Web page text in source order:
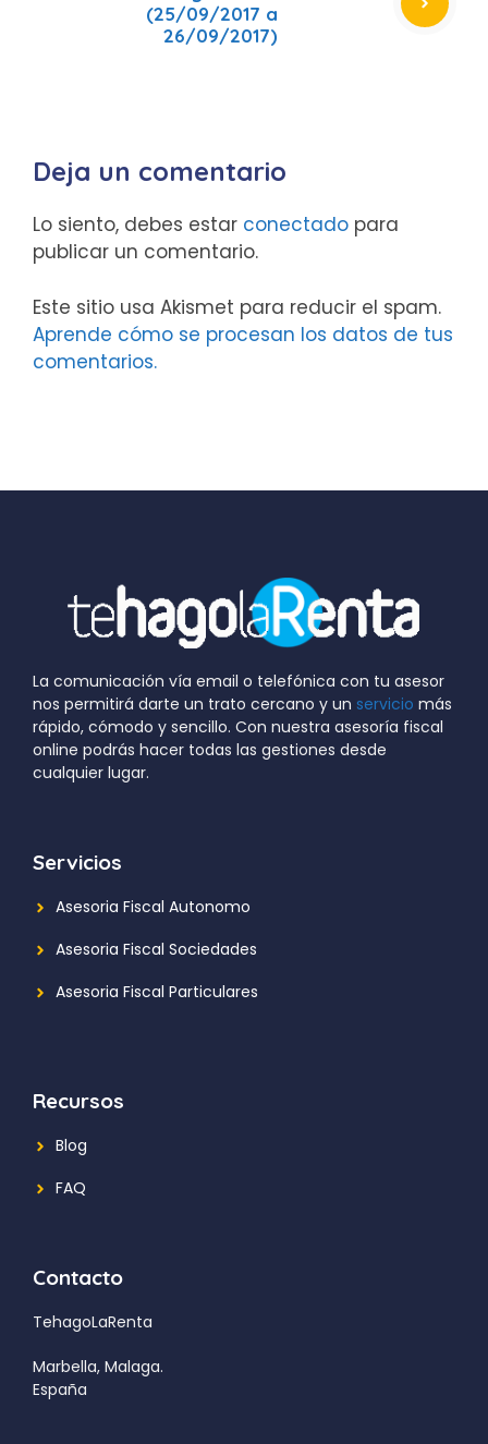
(25/09/2017 a
26/09/2017)
Deja un comentario
Lo siento, debes estar conectado para
publicar un comentario.
Este sitio usa Akismet para reducir el spam.
Aprende cómo se procesan los datos de tus
comentarios.
La comunicación vía email o telefónica con tu asesor
nos permitirá darte un trato cercano y un servicio más
rápido, cómodo y sencillo. Con nuestra asesoría fiscal
online podrás hacer todas las gestiones desde
cualquier lugar.
Servicios
Asesoria Fiscal Autonomo
Asesoria Fiscal Sociedades
Asesoria Fiscal Particulares
Recursos
Blog
FAQ
Contacto
TehagoLaRenta
Marbella, Malaga.
España